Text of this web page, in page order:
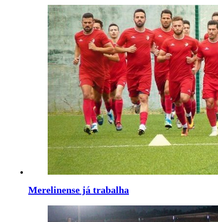
Merelinense já trabalha